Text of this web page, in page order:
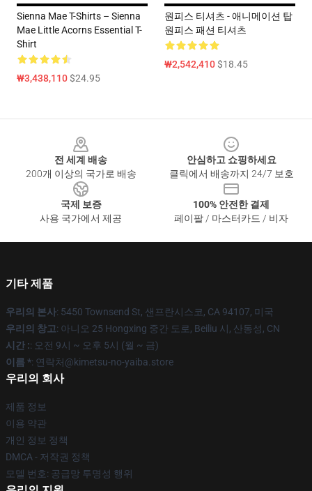
Sienna Mae T-Shirts – Sienna
Mae Little Acorns Essential T-
Shirt
₩3,438,110$24.95
원피스 티셔츠 - 애니메이션 탑
원피스 패션 티셔츠
₩2,542,410$18.45
전 세계 배송
200개 이상의 국가로 배송
안심하고 쇼핑하세요
클릭에서 배송까지 24/7 보호
국제 보증
사용 국가에서 제공
100% 안전한 결제
페이팔 / 마스터카드 / 비자
기타 제품
우리의 본사: 5450 Townsend St, 샌프란시스코, CA 94107, 미국
우리의 창고: 아니오 25 Hongxing 중간 도로, Beiliu 시, 산동성, CN
시간 :: 오전 9시 ~ 오후 5시 (월 ~ 금)
이름 *: 연락처@kimetsu-no-yaiba.store
우리의 회사
제품 정보
이용 약관
개인 정보 정책
DMCA - 저작권 정책
모델 번호: 공급망 투명성 행위